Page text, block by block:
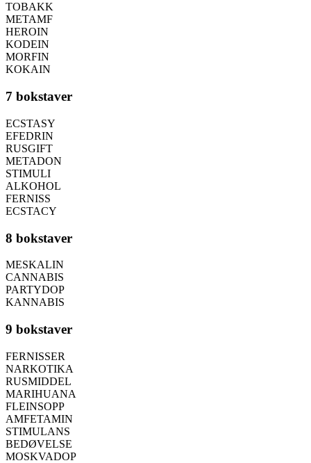
TOBAKK
METAMF
HEROIN
KODEIN
MORFIN
KOKAIN
7 bokstaver
ECSTASY
EFEDRIN
RUSGIFT
METADON
STIMULI
ALKOHOL
FERNISS
ECSTACY
8 bokstaver
MESKALIN
CANNABIS
PARTYDOP
KANNABIS
9 bokstaver
FERNISSER
NARKOTIKA
RUSMIDDEL
MARIHUANA
FLEINSOPP
AMFETAMIN
STIMULANS
BEDØVELSE
MOSKVADOP